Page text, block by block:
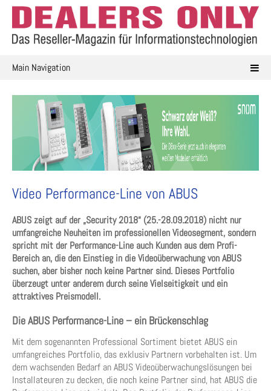
Skip
content
Main Navigation
Video Performance-Line von ABUS
ABUS zeigt auf der „Security 2018“ (25.-28.09.2018) nicht nur
umfangreiche Neuheiten im professionellen Videosegment, sondern
spricht mit der Performance-Line auch Kunden aus dem Profi-
Bereich an, die den Einstieg in die Videoüberwachung von ABUS
suchen, aber bisher noch keine Partner sind. Dieses Portfolio
überzeugt unter anderem durch seine Vielseitigkeit und ein
attraktives Preismodell.
Die ABUS Performance-Line – ein Brückenschlag
Mit dem sogenannten Professional Sortiment bietet ABUS ein
umfangreiches Portfolio, das exklusiv Partnern vorbehalten ist. Um
dem wachsenden Bedarf an ABUS Videoüberwachungslösungen bei
Installateuren zu decken, die noch keine Partner sind, hat ABUS die